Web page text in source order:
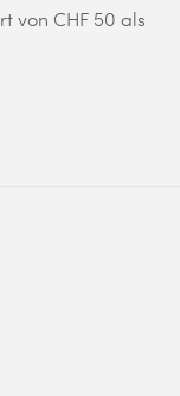
von CHF 50 als